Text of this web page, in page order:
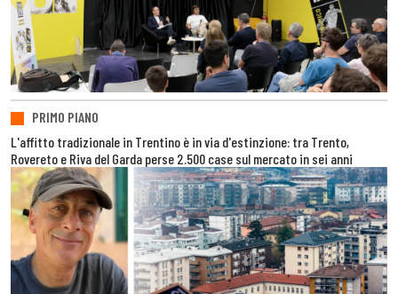
PRIMO PIANO
L'affitto tradizionale in Trentino è in via d'estinzione: tra Trento,
Rovereto e Riva del Garda perse 2.500 case sul mercato in sei anni